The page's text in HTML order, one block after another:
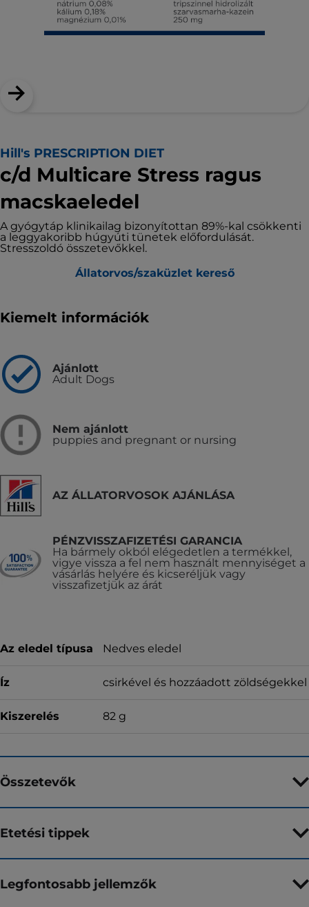
Hill's PRESCRIPTION DIET
c/d Multicare Stress ragus
macskaeledel
A gyógytáp klinikailag bizonyítottan 89%-kal csökkenti
a leggyakoribb húgyúti tünetek előfordulását.
Stresszoldó összetevőkkel.
Állatorvos/szaküzlet kereső
Kiemelt információk
Ajánlott
Adult Dogs
Nem ajánlott
puppies and pregnant or nursing
AZ ÁLLATORVOSOK AJÁNLÁSA
PÉNZVISSZAFIZETÉSI GARANCIA
Ha bármely okból elégedetlen a termékkel,
vigye vissza a fel nem használt mennyiséget a
vásárlás helyére és kicseréljük vagy
visszafizetjük az árát
Az eledel típusa Nedves eledel
Íz csirkével és hozzáadott zöldségekkel
Kiszerelés 82 g
Összetevők
Etetési tippek
Legfontosabb jellemzők